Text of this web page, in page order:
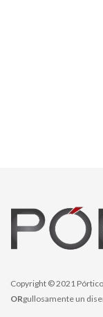
Copyright © 2021
ORgullosamente un